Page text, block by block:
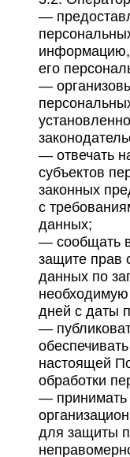
—
его
—
— отвечать
субъектов
законных
с
данных;
— сообщать
защите прав
данных по
дней с даты
—
настоящей
обработки
— принимать
для защиты